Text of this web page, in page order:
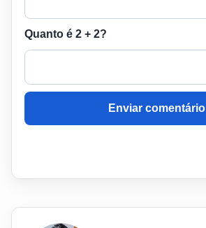
Quanto é 2 + 2?
Enviar comentário